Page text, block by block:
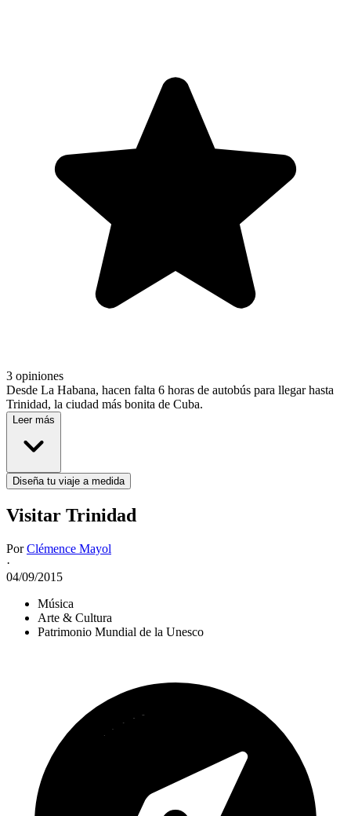
3 opiniones
Desde La Habana, hacen falta 6 horas de autobús para llegar hasta
Trinidad, la ciudad más bonita de Cuba.
Leer más
Diseña tu viaje a medida
Visitar Trinidad
PorClémence Mayol
·
04/09/2015
Música
Arte & Cultura
Patrimonio Mundial de la Unesco